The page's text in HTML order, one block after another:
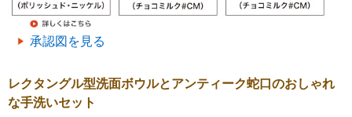
承認図を見る
レクタングル型洗面ボウルとアンティーク蛇口のおしゃれ
な手洗いセット